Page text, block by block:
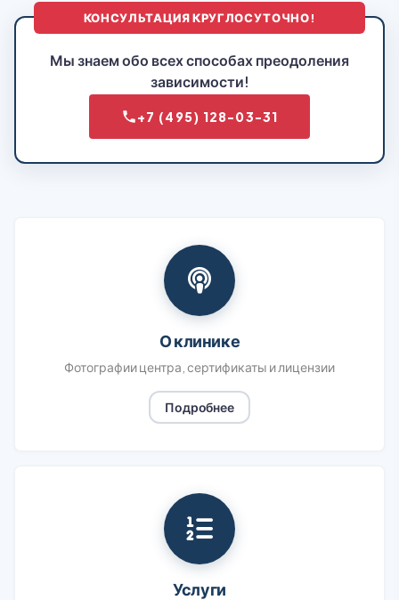
КОНСУЛЬТАЦИЯ КРУГЛОСУТОЧНО!
Мы знаем обо всех способах преодоления
зависимости!
+7 (495) 128-03-31
О клинике
Фотографии центра, сертификаты и лицензии
Подробнее
Услуги